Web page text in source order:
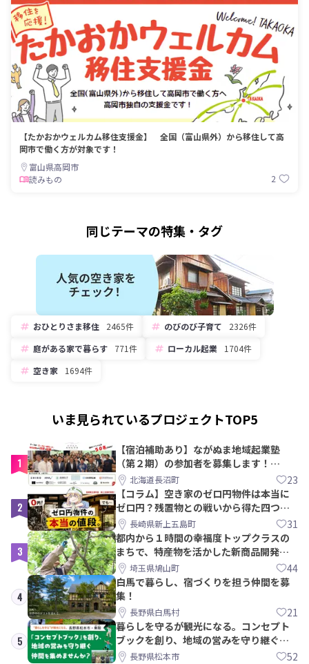
【たかおかウェルカム移住支援金】 全国（富山県外）から移住して高
岡市で働く方が対象です！
富山県高岡市
読みもの
2
同じテーマの特集・タグ
おひとりさま移住 2465件 のびのび子育て
2326件
庭がある家で暮らす
771件 ローカル起業
1704件
空き家
1694件
いま見られているプロジェクトTOP5
1
【宿泊補助あり】ながぬま地域起業塾
（第２期）の参加者を募集します！
【8/21〆】
北海道長沼町 23
2
【コラム】空き家のゼロ円物件は本当に
ゼロ円？残置物との戦いから得た四つの
教訓｜新上五島町
長崎県新上五島町 31
3
都内から１時間の幸福度トップクラスの
まちで、特産物を活かした新商品開発＆
PRメンバー募集！
埼玉県鳩山町 44
4
白馬で暮らし、宿づくりを担う仲間を募
集！
長野県白馬村 21
5
暮らしを守るが観光になる。コンセプト
ブックを創り、地域の営みを守り継ぐ仲
間を集めませんか？
長野県松本市 52